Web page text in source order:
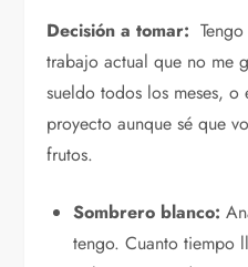
Decisión a tomar:
trabajo actual que no me
sueldo todos los meses,
proyecto aunque sé que
frutos.
Sombrero blanco:
tengo. Cuanto tiempo